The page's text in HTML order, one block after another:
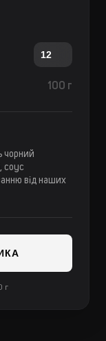
12
100 г
чорний
соус
від наших
г